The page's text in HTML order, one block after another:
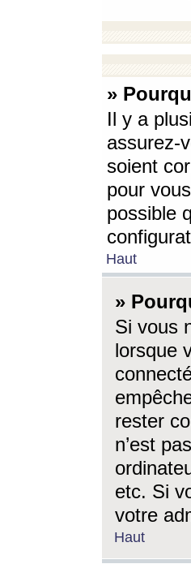
»
Il y a
assurez-
soient
pour
possible
Haut
»
Si vous
lorsque
rester
n’est
etc. Si
votre
Haut